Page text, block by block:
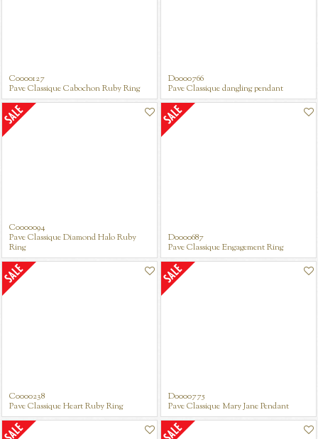
C0000127
Pave Classique Cabochon Ruby Ring
D0000766
Pave Classique dangling pendant
C0000094
Pave Classique Diamond Halo Ruby
Ring
D0000687
Pave Classique Engagement Ring
C0000238
Pave Classique Heart Ruby Ring
D0000775
Pave Classique Mary Jane Pendant